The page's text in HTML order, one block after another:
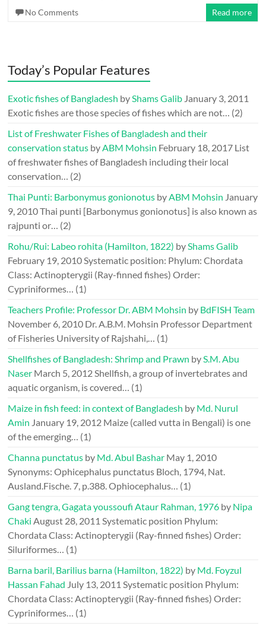
No Comments
Read more
Today’s Popular Features
Exotic fishes of Bangladesh byShams Galib January 3, 2011
Exotic fishes are those species of fishes which are not… (2)
List of Freshwater Fishes of Bangladesh and their
conservation status byABM Mohsin February 18, 2017 List
of freshwater fishes of Bangladesh including their local
conservation… (2)
Thai Punti: Barbonymus gonionotus byABM Mohsin January
9, 2010Thai punti [Barbonymus gonionotus] is also known as
rajpunti or… (2)
Rohu/Rui: Labeo rohita (Hamilton, 1822) byShams Galib
February 19, 2010Systematic position: Phylum: Chordata
Class: Actinopterygii (Ray-finned fishes) Order:
Cypriniformes… (1)
Teachers Profile: Professor Dr. ABM Mohsin by BdFISH Team
November 6, 2010 Dr. A.B.M. Mohsin Professor Department
of Fisheries University of Rajshahi,… (1)
Shellfishes of Bangladesh: Shrimp and Prawn byS.M. Abu
Naser March 5, 2012Shellfish, a group of invertebrates and
aquatic organism, is covered… (1)
Maize in fish feed: in context of Bangladesh by Md. Nurul
Amin January 19, 2012 Maize (called vutta in Bengali) is one
of the emerging… (1)
Channa punctatus by Md. Abul Bashar May 1, 2010
Synonyms: Ophicephalus punctatus Bloch, 1794, Nat.
Ausland.Fische. 7, p.388. Ophiocephalus… (1)
Gang tengra, Gagata youssoufi Ataur Rahman, 1976 by Nipa
Chaki August 28, 2011 Systematic position Phylum:
Chordata Class: Actinopterygii (Ray-finned fishes) Order:
Siluriformes… (1)
Barna baril, Barilius barna (Hamilton, 1822) by Md. Foyzul
Hassan Fahad July 13, 2011 Systematic position Phylum:
Chordata Class: Actinopterygii (Ray-finned fishes) Order:
Cypriniformes… (1)